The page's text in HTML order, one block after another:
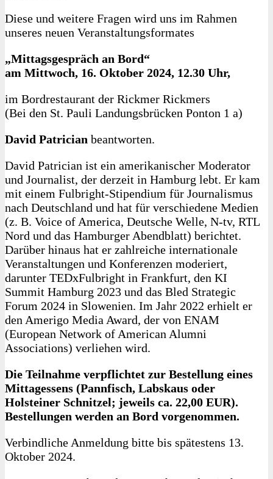
Diese und weitere Fragen wird uns im Rahmen
unseres neuen Veranstaltungsformates
„Mittagsgespräch an Bord“
am Mittwoch, 16. Oktober 2024, 12.30 Uhr,
im Bordrestaurant der Rickmer Rickmers
(Bei den St. Pauli Landungsbrücken Ponton 1 a)
David Patrician beantworten.
David Patrician ist ein amerikanischer Moderator
und Journalist, der derzeit in Hamburg lebt. Er kam
mit einem Fulbright-Stipendium für Journalismus
nach Deutschland und hat für verschiedene Medien
(z. B. Voice of America, Deutsche Welle, N‑tv, RTL
Nord und das Hamburger Abendblatt) berichtet.
Darüber hinaus hat er zahlreiche internationale
Veranstaltungen und Konferenzen moderiert,
darunter TEDxFulbright in Frankfurt, den KI
Summit Hamburg 2023 und das Bled Strategic
Forum 2024 in Slowenien. Im Jahr 2022 erhielt er
den Amerigo Media Award, der von ENAM
(European Network of American Alumni
Associations) verliehen wird.
Die Teilnahme verpflichtet zur Bestellung eines
Mittagessens (Pannfisch, Labskaus oder
Holsteiner Schnitzel; jeweils ca. 22,00 EUR).
Bestellungen werden an Bord vorgenommen.
Verbindliche Anmeldung bitte bis spätestens 13.
Oktober 2024.